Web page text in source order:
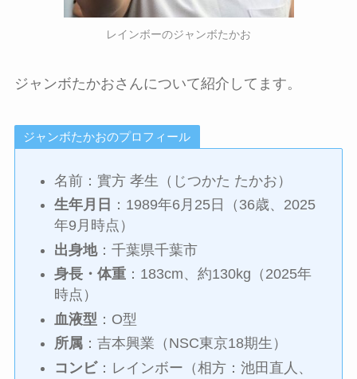
レインボーのジャンボたかお
ジャンボたかおさんについて紹介してます。
ジャンボたかおのプロフィール
名前：實方 孝生（じつかた たかお）
生年月日 ：1989年6月25日（36歳、2025
年9月時点）
出身地：千葉県千葉市
身長・体重 ：183cm、約130kg（2025年
時点）
血液型 ：O型
所属 ：吉本興業（NSC東京18期生）
コンビ：レインボー（相方：池田直人、